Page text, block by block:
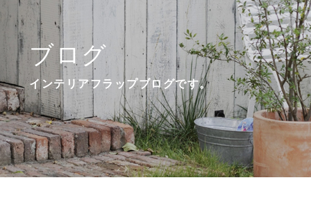
ブログ
インテリアフラップブログです。
e
n
a
v
i
g
a
t
e
n
a
v
i
g
a
t